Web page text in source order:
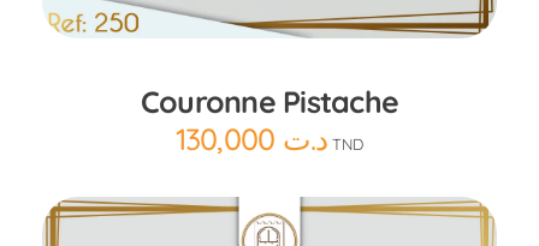
Couronne Pistache
د.ت TND